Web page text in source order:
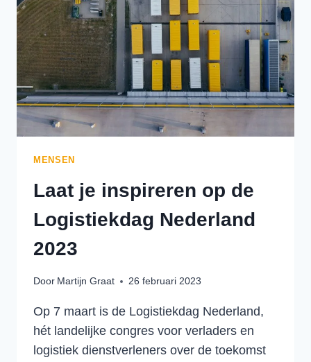
VAN
VOLKWAGEN
MENSEN
Laat je inspireren op de
Logistiekdag Nederland
2023
Door Martijn Graat 26 februari 2023
Op 7 maart is de Logistiekdag Nederland,
hét landelijke congres voor verladers en
logistiek dienstverleners over de toekomst